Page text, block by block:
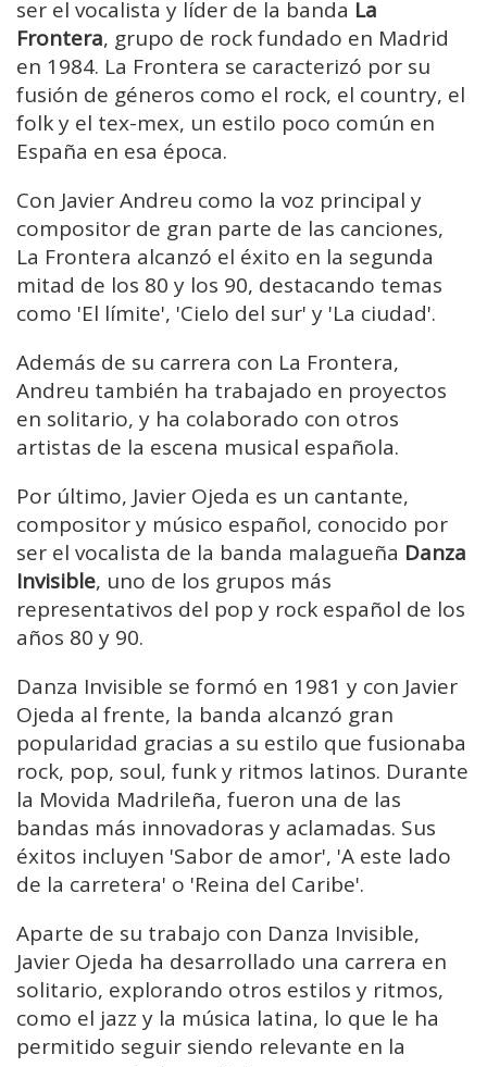
ser el vocalista y líder de la banda La
Frontera, grupo de rock fundado en Madrid
en 1984. La Frontera se caracterizó por su
fusión de géneros como el rock, el country, el
folk y el tex-mex, un estilo poco común en
España en esa época.
Con Javier Andreu como la voz principal y
compositor de gran parte de las canciones,
La Frontera alcanzó el éxito en la segunda
mitad de los 80 y los 90, destacando temas
como 'El límite', 'Cielo del sur' y 'La ciudad'.
Además de su carrera con La Frontera,
Andreu también ha trabajado en proyectos
en solitario, y ha colaborado con otros
artistas de la escena musical española.
Por último, Javier Ojeda es un cantante,
compositor y músico español, conocido por
ser el vocalista de la banda malagueña Danza
Invisible, uno de los grupos más
representativos del pop y rock español de los
años 80 y 90.
Danza Invisible se formó en 1981 y con Javier
Ojeda al frente, la banda alcanzó gran
popularidad gracias a su estilo que fusionaba
rock, pop, soul, funk y ritmos latinos. Durante
la Movida Madrileña, fueron una de las
bandas más innovadoras y aclamadas. Sus
éxitos incluyen 'Sabor de amor', 'A este lado
de la carretera' o 'Reina del Caribe'.
Aparte de su trabajo con Danza Invisible,
Javier Ojeda ha desarrollado una carrera en
solitario, explorando otros estilos y ritmos,
como el jazz y la música latina, lo que le ha
permitido seguir siendo relevante en la